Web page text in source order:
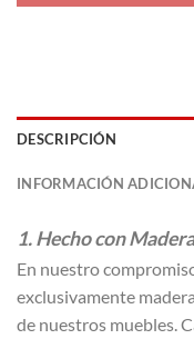
DESCRIPCIÓN
INFORMACIÓN
1. Hecho con
En nuestro
exclusivamente
de nuestros muebles.